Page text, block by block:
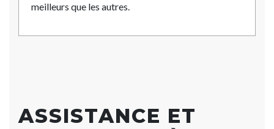
meilleurs que les autres.
ASSISTANCE ET